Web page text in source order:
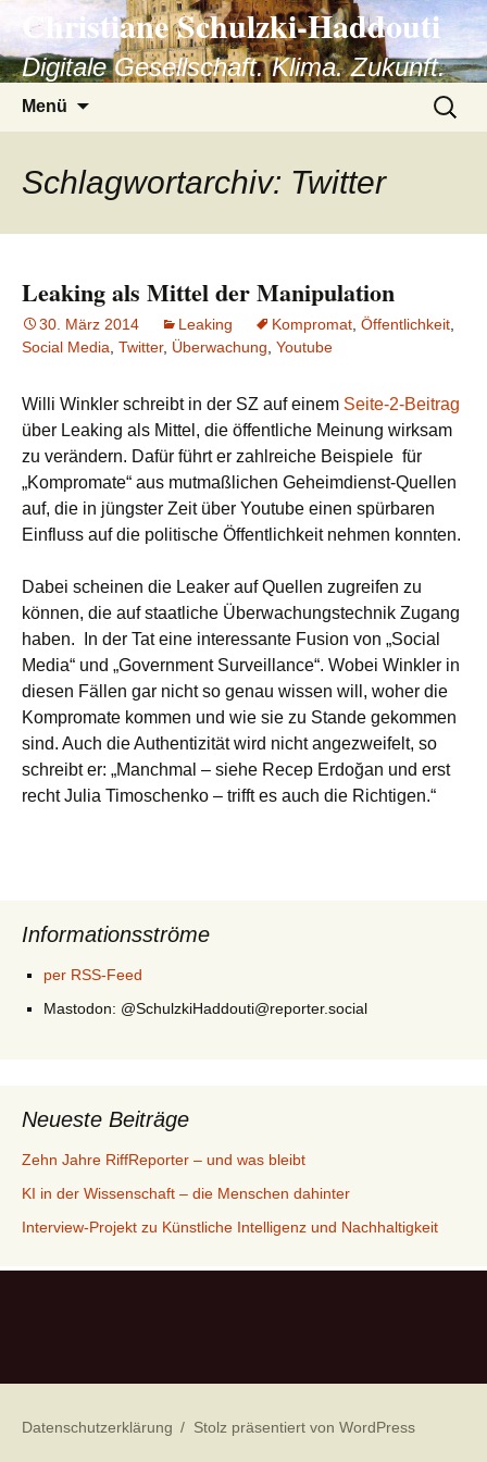
Inhalt
springen
Christiane Schulzki-Haddouti
Digitale Gesellschaft. Klima. Zukunft.
Menü
Suchen
nach:
Schlagwortarchiv: Twitter
Leaking als Mittel der Manipulation
30. März 2014 Leaking Kompromat Öffentlichkeit
Social Media Twitter, Überwachung Youtube
Willi Winkler schreibt in der SZ auf einem Seite-2-Beitrag
über Leaking als Mittel, die öffentliche Meinung wirksam
zu verändern. Dafür führt er zahlreiche Beispiele für
„Kompromate“ aus mutmaßlichen Geheimdienst-Quellen
auf, die in jüngster Zeit über Youtube einen spürbaren
Einfluss auf die politische Öffentlichkeit nehmen konnten.
Dabei scheinen die Leaker auf Quellen zugreifen zu
können, die auf staatliche Überwachungstechnik Zugang
haben. In der Tat eine interessante Fusion von „Social
Media“ und „Government Surveillance“. Wobei Winkler in
diesen Fällen gar nicht so genau wissen will, woher die
Kompromate kommen und wie sie zu Stande gekommen
sind. Auch die Authentizität wird nicht angezweifelt, so
schreibt er: „Manchmal – siehe Recep Erdoğan und erst
recht Julia Timoschenko – trifft es auch die Richtigen.“
Informationsströme
per RSS-Feed
Mastodon: @SchulzkiHaddouti@reporter.social
Neueste Beiträge
Zehn Jahre RiffReporter – und was bleibt
KI in der Wissenschaft – die Menschen dahinter
Interview-Projekt zu Künstliche Intelligenz und Nachhaltigkeit
Datenschutzerklärung Stolz präsentiert von WordPress